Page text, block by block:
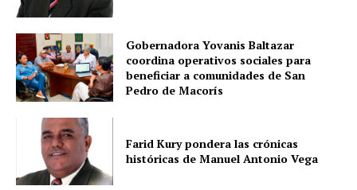
Gobernadora Yovanis Baltazar
coordina operativos sociales para
beneficiar a comunidades de San
Pedro de Macorís
Farid Kury pondera las crónicas
históricas de Manuel Antonio Vega